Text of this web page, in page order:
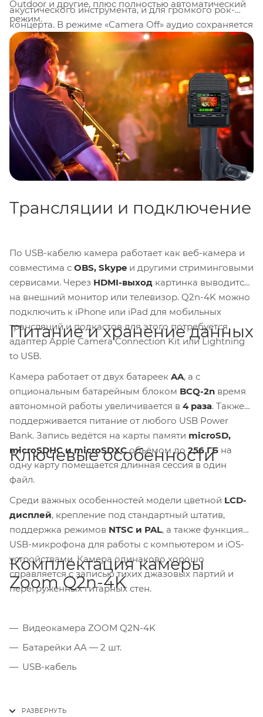
Outdoor и другие, плюс полностью автоматический
режим.
акустического инструмента, и для громкого рок-
концерта. В режиме «Camera Off» аудио сохраняется
отдельным файлом
WAV 24 бит / 96 кГц, а
видеоролики пишутся в MOV
звуковой дорожкой. Уровень записи регулируется
аналоговым регулятором с экранным индикатором,
доступна функцияAuto Gainи фильтр верхних
частот. Для внешней аппаратуры предусмотрен
стереовход с поддержкой
Plug-In Power, а контроль
на слух осуществляется через наушники в разъёме
3,5 мм.
Трансляции и подключение
По USB-кабелю камера работает как веб-камера и
совместима с OBS, Skype и другими стриминговыми
сервисами. Через HDMI-выход картинка выводится
на внешний монитор или телевизор. Q2n-4K можно
подключить к iPhone или iPad для мобильных
трансляций и подкастов для этого потребуется
адаптер Apple Camera Connection Kit или Lightning
to USB.
Питание и хранение данных
Камера работает от двух батареек AA, а с
опциональным батарейным блоком BCQ-2n время
автономной работы увеличивается в 4 раза. Также
поддерживается питание от любого USB Power
Bank. Запись ведётся на карты памяти microSD,
microSDHC и microSDXCобъёмом до 256 ГБ на
одну карту помещается длинная сессия в один
файл.
Ключевые особенности
Среди важных особенностей модели цветной LCD-
дисплей, крепление под стандартный штатив,
поддержка режимов NTSC и PAL, а также функция
USB-микрофона для работы с компьютером и iOS-
устройствами. Камера одинаково хорошо
справляется с записью тихих джазовых партий и
перегруженных гитарных стен.
Комплектация камеры
Zoom Q2n-4K
Видеокамера ZOOM Q2N-4K
Батарейки AA — 2 шт.
USB-кабель